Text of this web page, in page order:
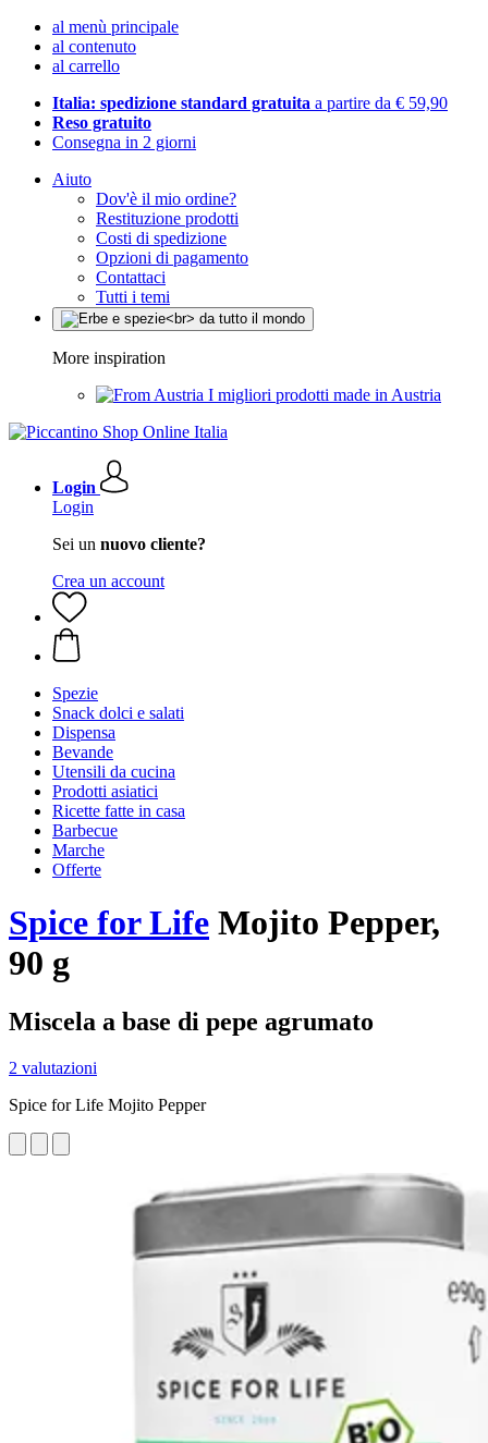
al menù principale
al contenuto
al carrello
Italia: spedizione standard gratuita a partire da € 59,90
Reso gratuito
Consegna in 2 giorni
Aiuto
Dov'è il mio ordine?
Restituzione prodotti
Costi di spedizione
Opzioni di pagamento
Contattaci
Tutti i temi
More inspiration
I migliori prodotti made in Austria
Login
Login
Sei un nuovo cliente?
Crea un account
Spezie
Snack dolci e salati
Dispensa
Bevande
Utensili da cucina
Prodotti asiatici
Ricette fatte in casa
Barbecue
Marche
Offerte
Spice for Life Mojito Pepper,
90 g
Miscela a base di pepe agrumato
2 valutazioni
Spice for Life Mojito Pepper